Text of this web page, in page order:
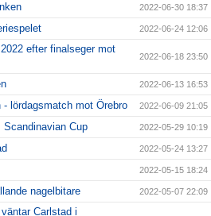
2022-06-30 18:37
2022-06-24 12:06
efter finalseger mot
2022-06-18 23:50
2022-06-13 16:53
lördagsmatch mot Örebro 2022-06-09 21:05
Cup 2022-05-29 10:19
2022-05-24 13:27
2022-05-15 18:24
nagelbitare 2022-05-07 22:09
Carlstad i